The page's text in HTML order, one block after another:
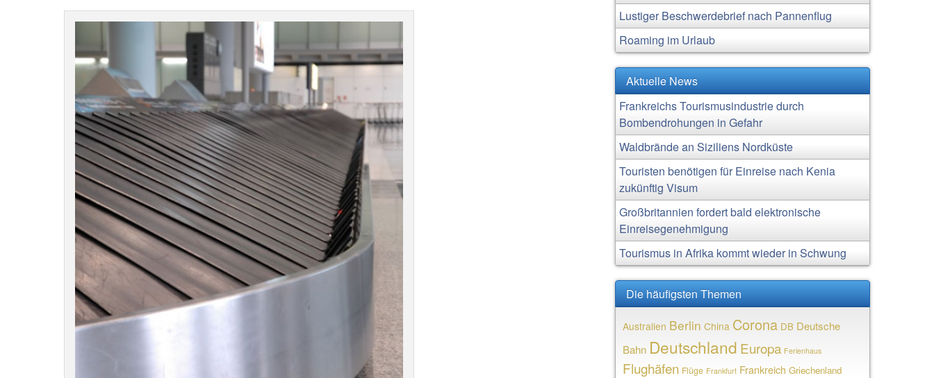
Lustiger Beschwerdebrief nach Pannenflug
Roaming im Urlaub
Aktuelle News
Frankreichs Tourismusindustrie durch
Bombendrohungen in Gefahr
Waldbrände an Siziliens Nordküste
Touristen benötigen für Einreise nach Kenia
zukünftig Visum
Großbritannien fordert bald elektronische
Einreisegenehmigung
Tourismus in Afrika kommt wieder in Schwung
Die häufigsten Themen
Australien Berlin China Corona DB Deutsche
Bahn Deutschland Europa Ferienhaus
Flughäfen Flüge Frankfurt Frankreich Griechenland